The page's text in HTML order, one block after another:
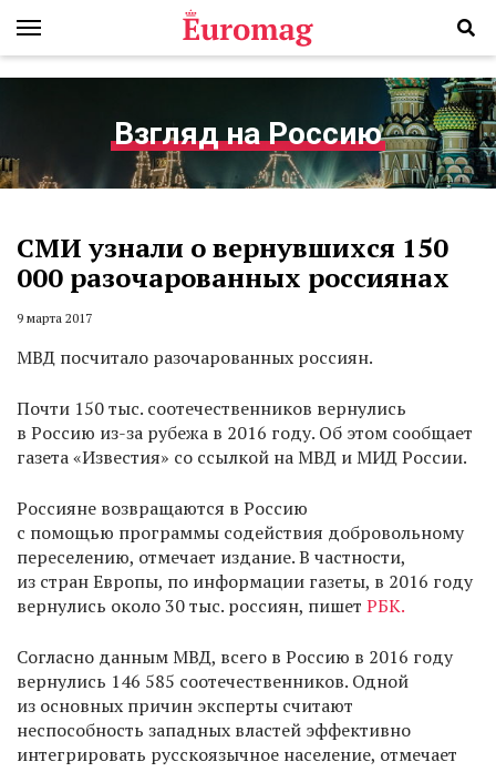
Взгляд на Россию
СМИ узнали о вернувшихся 150
000 разочарованных россиянах
9 марта 2017
МВД посчитало разочарованных россиян.
Почти 150 тыс. соотечественников вернулись
в Россию из-за рубежа в 2016 году. Об этом сообщает
газета «Известия» со ссылкой на МВД и МИД России.
Россияне возвращаются в Россию
с помощью программы содействия добровольному
переселению, отмечает издание. В частности,
из стран Европы, по информации газеты, в 2016 году
вернулись около 30 тыс. россиян, пишет РБК.
Согласно данным МВД, всего в Россию в 2016 году
вернулись 146 585 соотечественников. Одной
из основных причин эксперты считают
неспособность западных властей эффективно
интегрировать русскоязычное население, отмечает